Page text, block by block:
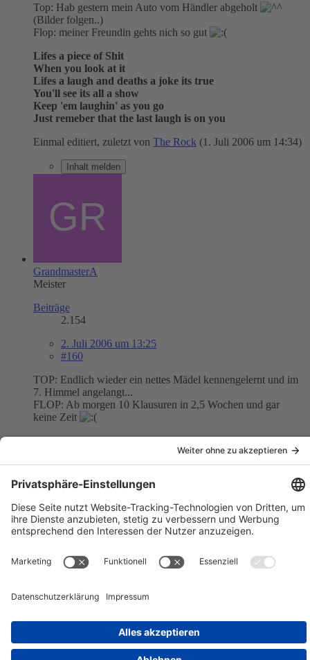
Top: Hab gestern mein Auto vom Händler abgeholt
(Bilder folgen..)
Flop: meiner Freundin gehts nich so gut
Lifes a piece of Shit
When you look at it
Lifes a laugh and deaths a joke its true
You'll see its all a show
Keep 'em laughin' as you go
Just remeber that the last laugh is on you
Einmal editiert, zuletzt von The Rock (1. Juli 2006 um 14:34)
Inhalt melden
GrandmasterA
Meister
Beiträge
2.154
2. Juli 2006 um 13:25
#160
TOP: Endlich wieder ein nettes Mädel kennengelernt und im
7. Himmel angelangt...
FLOP: Ab morgen 10 Klausuren in 2,5 Wochen und gar
keine Zeit
[Blockierte Grafik:http://www.myKITT.de/img/banner.gif]
Inhalt melden
Datenschutzerklärung
Impressum
Community-Software:WoltLab Suite™ 6.2.4